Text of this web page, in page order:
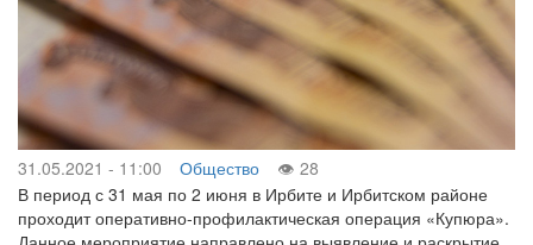
31.05.2021 - 11:00 Общество
28
В период с 31 мая по 2 июня в Ирбите и Ирбитском районе
проходит оперативно-профилактическая операция «Купюра».